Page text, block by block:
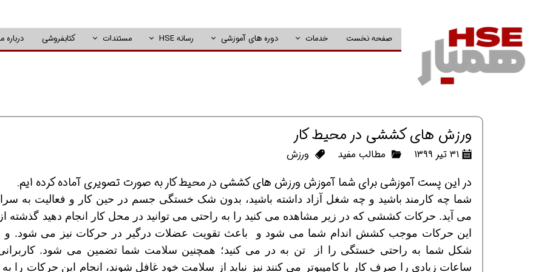
صفحه نخست خدمات دوره های آموزشی رسانه HSE
پادکست Safety Cast
مستندات کتابفروشی درباره
ورزش های کششی در محیط کار
۳۱ تیر ۱۳۹۹ مطالب مفید ورزش
در این پست آموزشی برای شما آموزش ورزش های کششی در محیط کار به صورت تصویری آماده کرده ایم.
شما چه کارمند باشید و چه شغل آزاد داشته باشید، بدون شک خستگی جسم در حین کار و فعالیت به
می آید. حرکات کششی که در زیر مشاهده می کنید را به راحتی می توانید در محل کار انجام دهید گذشته
این حرکات موجب کشش اندام شما می شود و باعث تقویت عضلات درگیر در حرکات نیز می شود. و
شکل شما به راحتی خستگی را از تن به در می کنید؛ همچنین سلامت شما تضمین می شود.
ساعات زیادی را صرف کار با کامپیوتر می کنند نیز نباید از سلامت خود غافل شوند، انجام این حرکات را